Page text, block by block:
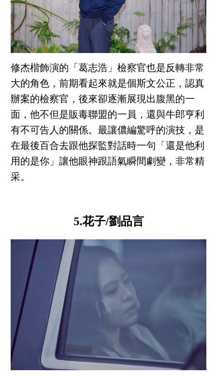
修杰楷飾演的「葛志浩」檢察官也是反轉非常
大的角色，前期看起來就是個斯文公正，認真
辦案的檢察官，後來卻逐漸展現出腹黑的一
面，他不但是販毒聯盟的一員，還與牛郎亨利
有不可告人的關係。最讓儂編驚呼的演技，是
在最後百合去跟他探監對話時一句「還是他利
用的是你」讓他眼神跟語氣瞬間劇變，非常精
采。
5.花子/劉品言